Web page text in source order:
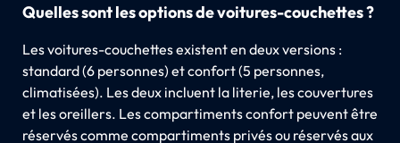
Quelles sont les options de voitures-couchettes ?
Les voitures-couchettes existent en deux versions :
standard (6 personnes) et confort (5 personnes,
climatisées). Les deux incluent la literie, les couvertures
et les oreillers. Les compartiments confort peuvent être
réservés comme compartiments privés ou réservés aux